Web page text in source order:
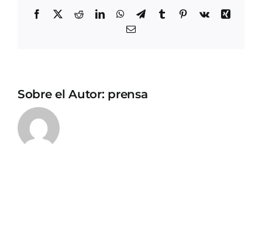
Facebook
X RedditLinkedInWhatsApp
TelegramTumblrPinterest
Vk
Xing
Correo
Sobre el Autor: prensa